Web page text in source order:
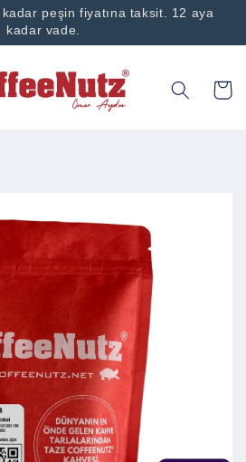
peşin fiyatına taksit. 12 aya
kadar vade.
Sepet